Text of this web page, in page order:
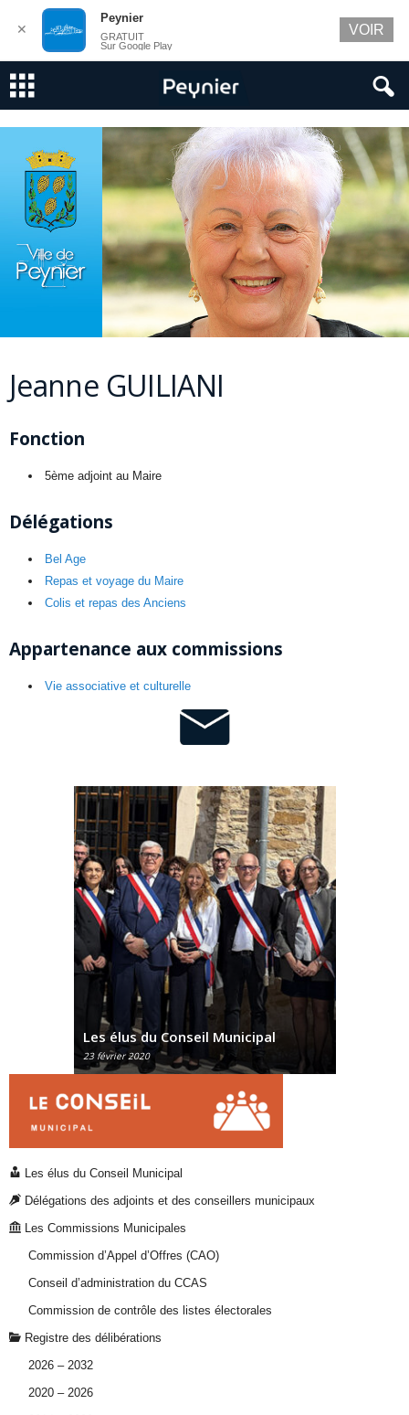
Jeanne GUILIANI
Fonction
5ème adjoint au Maire
Délégations
Bel Age
Repas et voyage du Maire
Colis et repas des Anciens
Appartenance aux commissions
Vie associative et culturelle
Délégations des adjoints et des
conseillers municipaux
30 octobre 2015
Les élus du Conseil Municipal
Délégations des adjoints et des conseillers municipaux
Les Commissions Municipales
Commission d’Appel d’Offres (CAO)
Conseil d’administration du CCAS
Commission de contrôle des listes électorales
Registre des délibérations
2026 – 2032
2020 – 2026
✕
Peynier
GRATUIT
Sur Google Play
VOIR